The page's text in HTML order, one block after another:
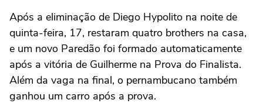
Após a eliminação de Diego Hypolito na noite de
quinta-feira, 17, restaram quatro brothers na casa,
e um novo Paredão foi formado automaticamente
após a vitória de Guilherme na Prova do Finalista.
Além da vaga na final, o pernambucano também
ganhou um carro após a prova.